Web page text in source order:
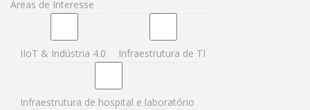
Áreas de Interesse
IIoT & Indústria 4.0 Infraestrutura de TI
Infraestrutura de hospital e laboratório